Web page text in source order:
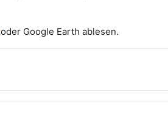
oder Google Earth ablesen.